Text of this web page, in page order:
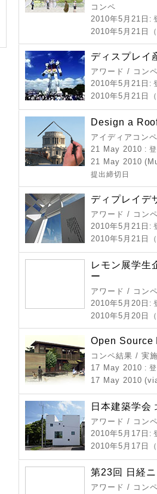
コンペ
2010年5月21日 :
2010年5月21日
ディスプレイ
アワード / コン
2010年5月21日 :
2010年5月21日
Design a
アイディアコン
21 May 2010 :
21 May 2010
提出締切日
ディプレイデ
アワード / コン
2010年5月21日 :
2010年5月21日
レモン展学生
ー
アワード / コン
2010年5月20日 :
2010年5月20日
Open
コンペ結果 / 実
17 May 2010 :
17 May 2010
日本建築学会
アワード / コン
2010年5月17日 :
2010年5月17日
第23回 日経
アワード / コン